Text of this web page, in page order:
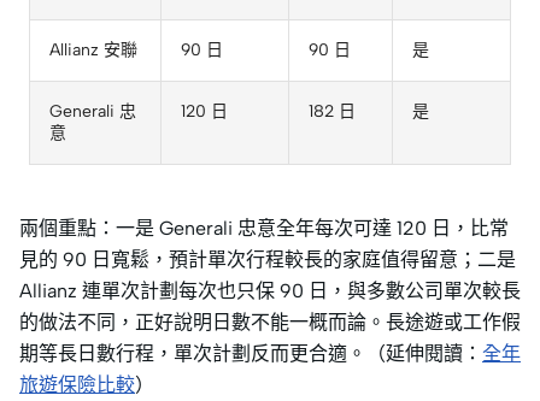
Allianz 安聯 90 日 90 日 是
Generali 忠
意
120 日 182 日 是
兩個重點：一是 Generali 忠意全年每次可達 120 日，比常
見的 90 日寬鬆，預計單次行程較長的家庭值得留意；二是
Allianz 連單次計劃每次也只保 90 日，與多數公司單次較長
的做法不同，正好說明日數不能一概而論。長途遊或工作假
期等長日數行程，單次計劃反而更合適。（延伸閱讀： 全年
旅遊保險比較）